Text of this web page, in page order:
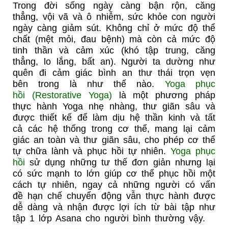
Trong đời sống ngày càng bận rộn, căng
thẳng, vội vã và ô nhiễm, sức khỏe con người
ngày càng giảm sút. Không chỉ ở mức độ thể
chất (mệt mỏi, đau bệnh) mà còn cả mức độ
tinh thần và cảm xúc (khó tập trung, căng
thẳng, lo lắng, bất an). Người ta dường như
quên đi cảm giác bình an thư thái trọn vẹn
bên trong là như thế nào. Yoga phục
hồi
(Restorative Yoga) là một phương pháp
thực hành Yoga nhẹ nhàng, thư giãn sâu và
được thiết kế để làm dịu hệ thần kinh và tất
cả các hệ thống trong cơ thể, mang lại cảm
giác an toàn và thư giãn sâu, cho phép cơ thể
tự chữa lành và phục hồi tự nhiên.Yoga phục
hồi sử dụng những tư thế đơn giản nhưng lại
có sức mạnh to lớn giúp cơ thể phục hồi một
cách tự nhiên, ngay cả những người có vấn
đề hạn chế chuyển động vẫn thực hành được
dễ dàng và nhận được lợi ích từ bài tập như
tập 1 lớp Asana cho người bình thường vậy.